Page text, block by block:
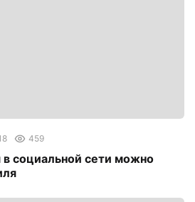
459
в социальной сети можно